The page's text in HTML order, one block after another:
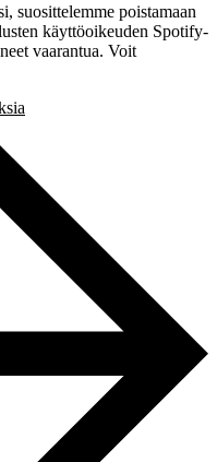
suosittelemme poistamaan
käyttöoikeuden Spotify-
vaarantua. Voit